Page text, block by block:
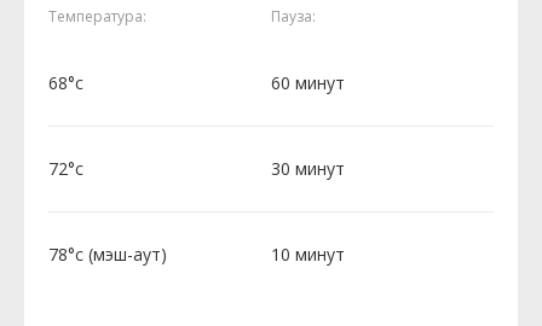
Температура: Пауза:
68°c 60 минут
72°c 30 минут
78°c (мэш-аут) 10 минут